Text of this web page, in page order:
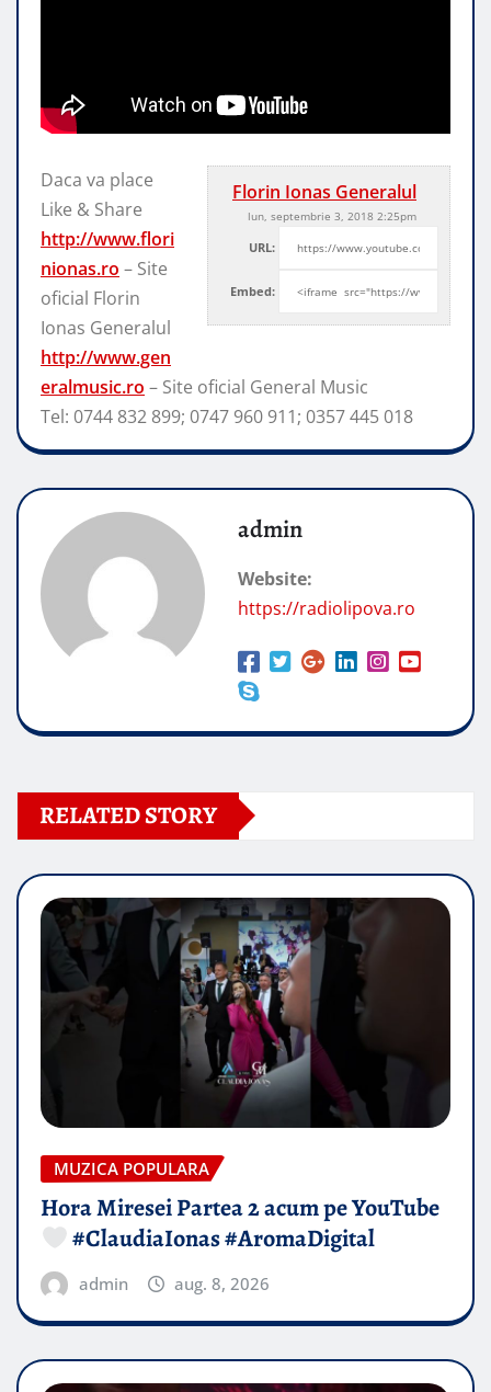
Florin Ionas Generalul
lun, septembrie 3, 2018 2:25pm
URL:
Embed:
Daca va place
Like & Share
http://www.flori
nionas.ro – Site
oficial Florin
Ionas Generalul
http://www.gen
eralmusic.ro – Site oficial General Music
Tel: 0744 832 899; 0747 960 911; 0357 445 018
admin
Website:
https://radiolipova.ro
RELATED STORY
MUZICA POPULARA
Hora Miresei Partea 2 acum pe YouTube
#ClaudiaIonas #AromaDigital
admin aug. 8, 2026